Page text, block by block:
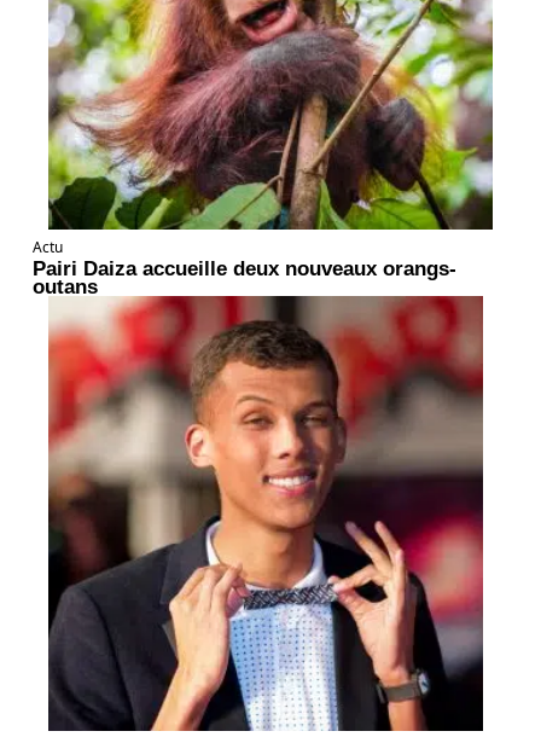
Actu
Pairi Daiza accueille deux nouveaux orangs-
outans